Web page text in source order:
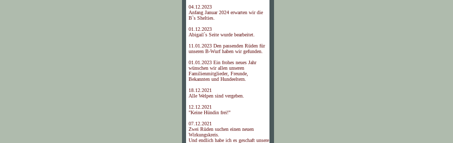
04.12.2023
Anfang Januar 2024 erwarten wir die
B`s Shelties.
01.12.2023
Abigail`s Seite wurde bearbeitet.
11.01.2023 Den passenden Rüden für
unseren B-Wurf haben wir gefunden.
01.01.2023 Ein frohes neues Jahr
wünschen wir allen unseren
Familienmitglieder, Freunde,
Bekannten und Hundeeltern.
18.12.2021
Alle Welpen sind vergeben.
12.12.2021
"Keine Hündin frei!"
07.12.2021
Zwei Rüden suchen einen neuen
Wirkungskreis.
Und endlich habe ich es geschaft unsere